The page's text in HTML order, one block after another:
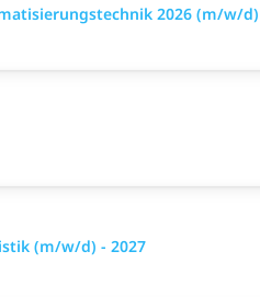
2026 (m/w/d)
(m/w/d) - 2027